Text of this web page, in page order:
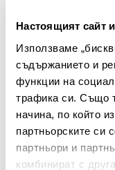
Настоящият сайт
Използваме
съдържанието и
функции на
трафика си. Също
начина, по който
партньорските си
партньори и
комбинират с